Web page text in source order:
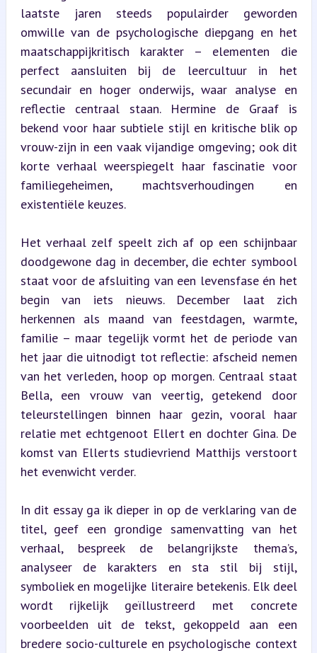
laatste jaren steeds populairder geworden
omwille van de psychologische diepgang en het
maatschappijkritisch karakter – elementen die
perfect aansluiten bij de leercultuur in het
secundair en hoger onderwijs, waar analyse en
reflectie centraal staan. Hermine de Graaf is
bekend voor haar subtiele stijl en kritische blik op
vrouw-zijn in een vaak vijandige omgeving; ook dit
korte verhaal weerspiegelt haar fascinatie voor
familiegeheimen, machtsverhoudingen en
existentiële keuzes.
Het verhaal zelf speelt zich af op een schijnbaar
doodgewone dag in december, die echter symbool
staat voor de afsluiting van een levensfase én het
begin van iets nieuws. December laat zich
herkennen als maand van feestdagen, warmte,
familie – maar tegelijk vormt het de periode van
het jaar die uitnodigt tot reflectie: afscheid nemen
van het verleden, hoop op morgen. Centraal staat
Bella, een vrouw van veertig, getekend door
teleurstellingen binnen haar gezin, vooral haar
relatie met echtgenoot Ellert en dochter Gina. De
komst van Ellerts studievriend Matthijs verstoort
het evenwicht verder.
In dit essay ga ik dieper in op de verklaring van de
titel, geef een grondige samenvatting van het
verhaal, bespreek de belangrijkste thema’s,
analyseer de karakters en sta stil bij stijl,
symboliek en mogelijke literaire betekenis. Elk deel
wordt rijkelijk geïllustreerd met concrete
voorbeelden uit de tekst, gekoppeld aan een
bredere socio-culturele en psychologische context